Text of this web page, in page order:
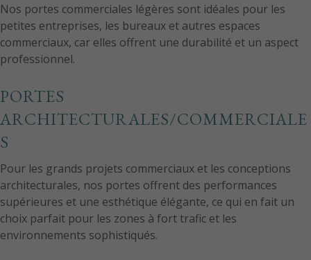
Nos portes commerciales légères sont idéales pour les
petites entreprises, les bureaux et autres espaces
commerciaux, car elles offrent une durabilité et un aspect
professionnel.
PORTES
ARCHITECTURALES/COMMERCIALE
S
Pour les grands projets commerciaux et les conceptions
architecturales, nos portes offrent des performances
supérieures et une esthétique élégante, ce qui en fait un
choix parfait pour les zones à fort trafic et les
environnements sophistiqués.